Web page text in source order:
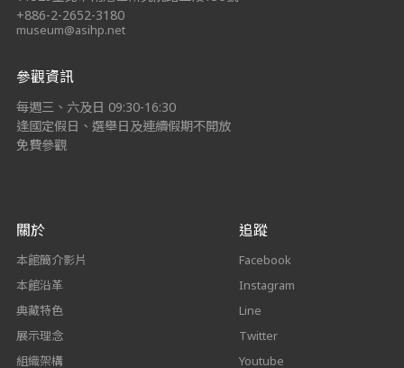
+886-2-2652-3180
museum@asihp.net
參觀資訊
每週三、六及日 09:30-16:30
逢國定假日、選舉日及連續假期不開放
免費參觀
關於
本館簡介影片
本館沿革
典藏特色
展示理念
組織架構
追蹤
Facebook
Instagram
Line
Twitter
Youtube